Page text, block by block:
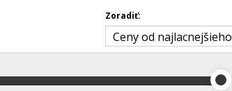
Zoradiť:
Ceny od najlacnejšieho